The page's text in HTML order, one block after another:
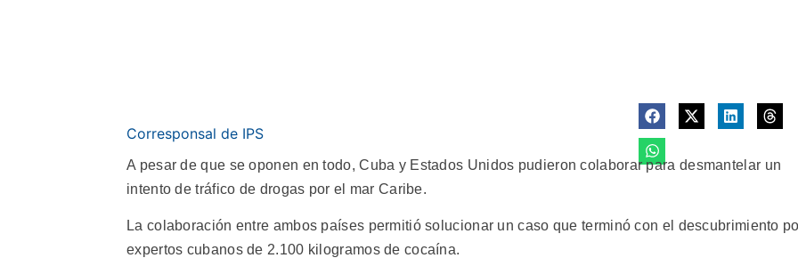
Corresponsal de IPS
A pesar de que se oponen en todo, Cuba y Estados Unidos pudieron colaborar para desmantelar un
intento de tráfico de drogas por el mar Caribe.
La colaboración entre ambos países permitió solucionar un caso que terminó con el descubrimiento
expertos cubanos de 2.100 kilogramos de cocaína.